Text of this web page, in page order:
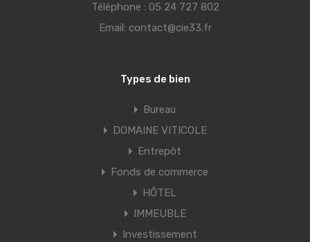
Téléphone : 05 24 727 802
Email: contact@cie33.fr
Types de bien
Bureau
DOMAINE VITICOLE
Entrepôt
Fonds de commerce
HÔTEL
IMMEUBLE
Investissement